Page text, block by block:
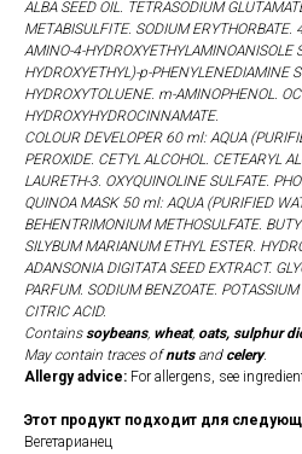
ALBA SEED OIL. TETRASODIUM
METABISULFITE. SODIUM ERYTHORBATE.
AMINO-4-HYDROXYETHYLAMINOANISOLE
HYDROXYETHYL)-p-PHENYLENEDIAMINE
HYDROXYTOLUENE. m-AMINOPHENOL.
HYDROXYHYDROCINNAMATE.
COLOUR DEVELOPER 60 ml: AQUA
PEROXIDE. CETYL ALCOHOL. CETEARYL
LAURETH-3. OXYQUINOLINE SULFATE.
QUINOA MASK 50 ml: AQUA (PURIFIED
BEHENTRIMONIUM METHOSULFATE.
SILYBUM MARIANUM ETHYL ESTER.
ADANSONIA DIGITATA SEED EXTRACT.
PARFUM. SODIUM BENZOATE.
CITRIC ACID.
Containssoybeans, wheat, oats, sulphur
May contain traces ofnuts and celery.
Allergy advice: For allergens, see
Этот продукт подходит для
Вегетарианец